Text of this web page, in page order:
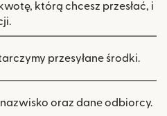
którą chcesz przesłać, i
przesyłane środki.
oraz dane odbiorcy.